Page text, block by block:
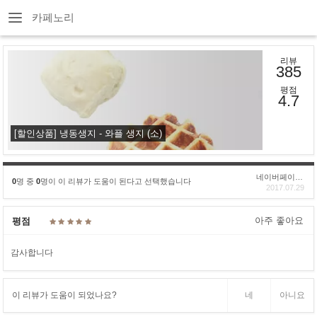
카페노리
[할인상품] 냉동생지 - 와플 생지 (소)
리뷰
385
평점
4.7
0명 중 0명이 이 리뷰가 도움이 된다고 선택했습니다
2017.07.29
평점 아주 좋아요
감사합니다
이 리뷰가 도움이 되었나요? 네 아니요